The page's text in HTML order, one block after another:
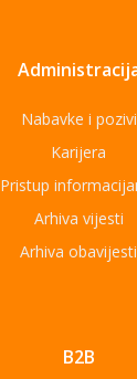
Nabavke i pozivi
Karijera
Pristup
Arhiva vijesti
Arhiva obavijesti
B2B